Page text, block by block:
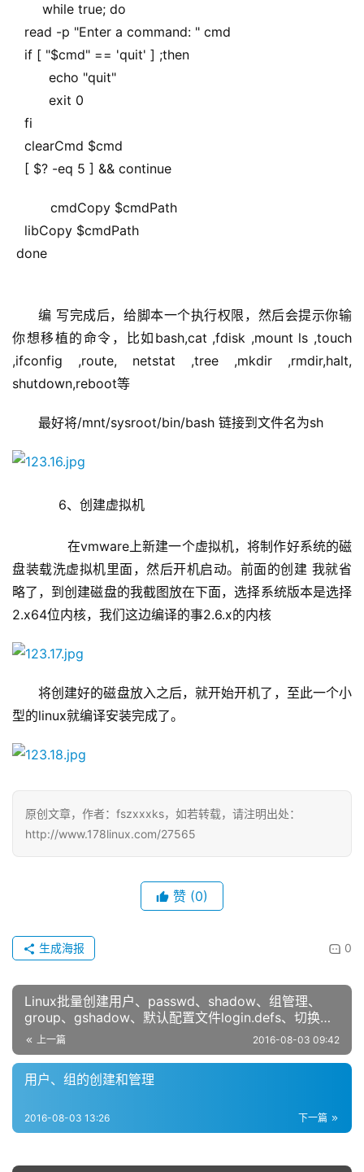
while true; do
read -p "Enter a command: " cmd
if [ "$cmd" == 'quit' ] ;then
echo "quit"
exit 0
fi
clearCmd $cmd
[ $? -eq 5 ] && continue
cmdCopy $cmdPath
libCopy $cmdPath
done
编 写完成后，给脚本一个执行权限，然后会提示你输
你想移植的命令，比如bash,cat ,fdisk ,mount ls ,touch
,ifconfig ,route, netstat ,tree ,mkdir ,rmdir,halt,
shutdown,reboot等
最好将/mnt/sysroot/bin/bash 链接到文件名为sh
6、创建虚拟机
在vmware上新建一个虚拟机，将制作好系统的磁
盘装载洗虚拟机里面，然后开机启动。前面的创建 我就省
略了，到创建磁盘的我截图放在下面，选择系统版本是选择
2.x64位内核，我们这边编译的事2.6.x的内核
将创建好的磁盘放入之后，就开始开机了，至此一个小
型的linux就编译安装完成了。
原创文章，作者：fszxxxks，如若转载，请注明出处：
http://www.178linux.com/27565
赞 (0)
0
生成海报
Linux批量创建用户、passwd、shadow、组管理、
group、gshadow、默认配置文件login.defs、切换用
户su、提升权限（一）
上一篇 2016-08-03 09:42
用户、组的创建和管理
下一篇
2016-08-03 13:26